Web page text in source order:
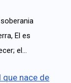
El es
el…
que nace de